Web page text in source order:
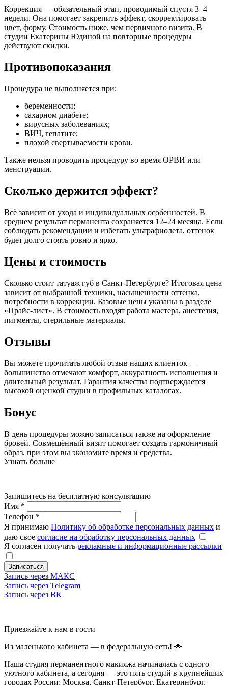
Коррекция — обязательный этап, проводимый спустя 3–4
недели. Она помогает закрепить эффект, скорректировать
цвет, форму. Стоимость ниже, чем первичного визита. В
студии Екатерины Юдиной на повторные процедуры
действуют скидки.
Противопоказания
Процедура не выполняется при:
беременности;
сахарном диабете;
вирусных заболеваниях;
ВИЧ, гепатите;
плохой свертываемости крови.
Также нельзя проводить процедуру во время ОРВИ или
менструации.
Сколько держится эффект?
Всё зависит от ухода и индивидуальных особенностей. В
среднем результат перманента сохраняется 12–24 месяца. Если
соблюдать рекомендации и избегать ультрафиолета, оттенок
будет долго стоять ровно и ярко.
Цены и стоимость
Сколько стоит татуаж губ в Санкт-Петербурге? Итоговая цена
зависит от выбранной техники, насыщенности оттенка,
потребности в коррекции. Базовые цены указаны в разделе
«Прайс-лист». В стоимость входят работа мастера, анестезия,
пигменты, стерильные материалы.
Отзывы
Вы можете прочитать любой отзыв наших клиенток —
большинство отмечают комфорт, аккуратность исполнения и
длительный результат. Гарантия качества подтверждается
высокой оценкой студии в профильных каталогах.
Бонус
В день процедуры можно записаться также на оформление
бровей. Совмещённый визит помогает создать гармоничный
образ, при этом вы экономите время и средства.
Узнать больше
Запишитесь на бесплатную консультацию
Имя *
Телефон *
Я принимаю Политику об обработке персональных данных и
даю свое согласие на обработку персональных данных
Я согласен получать рекламные и информационные рассылки
Записаться
Запись через МАКС
Запись через Telegram
Запись через ВК
Приезжайте к нам в гости
Из маленького кабинета — в федеральную сеть! 🌟
Наша студия перманентного макияжа начиналась с одного
уютного кабинета, а сегодня — это пять студий в крупнейших
городах России: Москва, Санкт-Петербург, Екатеринбург,